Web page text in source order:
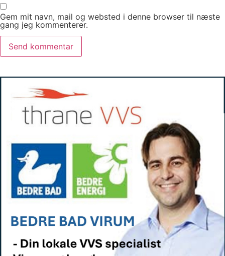
Gem mit navn, mail og websted i denne browser til næste
gang jeg kommenterer.